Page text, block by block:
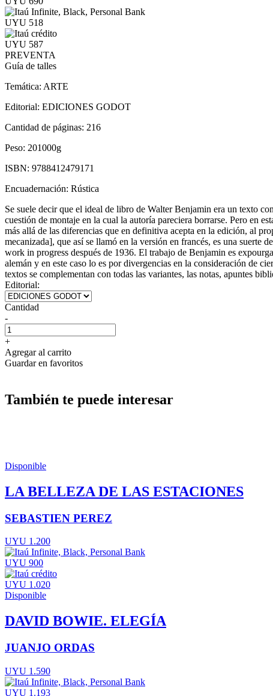
UYU 518
UYU 587
PREVENTA
Guía de talles
Temática: ARTE
Editorial: EDICIONES GODOT
Cantidad de páginas: 216
Peso: 201000g
ISBN: 9788412479171
Encuadernación: Rústica
Se suele decir que el ideal de libro de Walter Benjamin era un texto
cuestión de montaje en la cual la autoría pareciera borrarse. Pero en
más allá de las diferencias que en definitiva acepta en la edición, al
mecanizada], que así se llamó en la versión en francés, es una
work in progress después de 1936. El trabajo de Benjamin es
alemán y en este caso lo es por divergencias en la consideración de
textos se complementan con todas las variantes, las notas, apuntes
Editorial:
Cantidad
-
+
Agregar al carrito
Guardar en favoritos
También te puede interesar
Disponible
LA BELLEZA DE LAS ESTACIONES
SEBASTIEN PEREZ
UYU 1.200
UYU 900
UYU 1.020
Disponible
DAVID BOWIE. ELEGÍA
JUANJO ORDAS
UYU 1.590
UYU 1.193